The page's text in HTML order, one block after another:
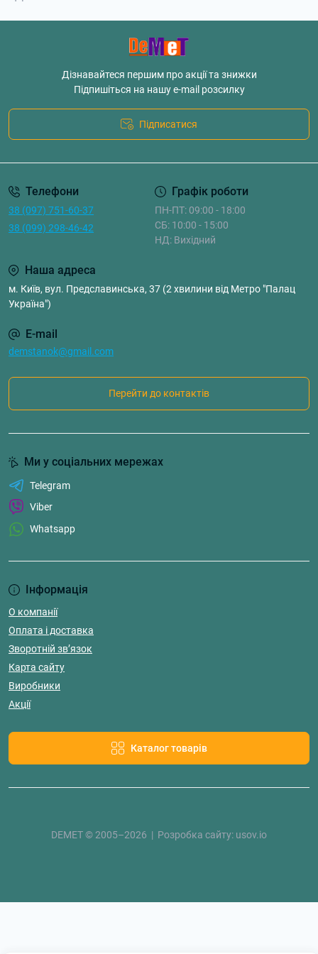
Дізнавайтеся першим про акції та знижки
Підпишіться на нашу e-mail розсилку
Підписатися
Телефони
38 (097) 751-60-37
38 (099) 298-46-42
Графік роботи
ПН-ПТ: 09:00 - 18:00
СБ: 10:00 - 15:00
НД: Вихідний
Наша адреса
м. Київ, вул. Предславинська, 37 (2 хвилини від Метро "Палац
Україна")
E-mail
demstanok@gmail.com
Перейти до контактів
Інформація
О компанії
Оплата і доставка
Зворотній зв’язок
Карта сайту
Виробники
Акції
Каталог товарів
Ми у соціальних мережах
Telegram
Viber
Whatsapp
DEMET © 2005–2026 | Розробка сайту: usov.io